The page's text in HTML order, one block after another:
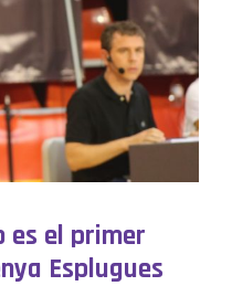
es el primer
Esplugues